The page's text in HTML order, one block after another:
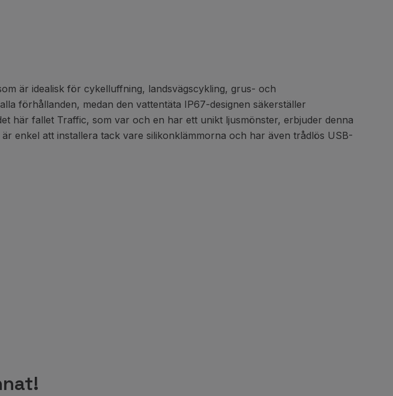
är idealisk för cykelluffning, landsvägscykling, grus- och
förhållanden, medan den vattentäta IP67-designen säkerställer
här fallet Traffic, som var och en har ett unikt ljusmönster, erbjuder denna
enkel att installera tack vare silikonklämmorna och har även trådlös USB-